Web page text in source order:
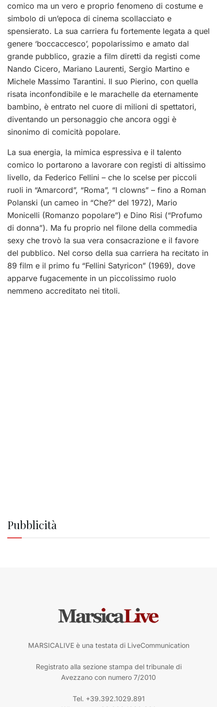
comico ma un vero e proprio fenomeno di costume e
simbolo di un’epoca di cinema scollacciato e
spensierato. La sua carriera fu fortemente legata a quel
genere ‘boccaccesco’, popolarissimo e amato dal
grande pubblico, grazie a film diretti da registi come
Nando Cicero, Mariano Laurenti, Sergio Martino e
Michele Massimo Tarantini. Il suo Pierino, con quella
risata inconfondibile e le marachelle da eternamente
bambino, è entrato nel cuore di milioni di spettatori,
diventando un personaggio che ancora oggi è
sinonimo di comicità popolare.
La sua energia, la mimica espressiva e il talento
comico lo portarono a lavorare con registi di altissimo
livello, da Federico Fellini – che lo scelse per piccoli
ruoli in “Amarcord”, “Roma”, “I clowns” – fino a Roman
Polanski (un cameo in “Che?” del 1972), Mario
Monicelli (Romanzo popolare”) e Dino Risi (“Profumo
di donna”). Ma fu proprio nel filone della commedia
sexy che trovò la sua vera consacrazione e il favore
del pubblico. Nel corso della sua carriera ha recitato in
89 film e il primo fu “Fellini Satyricon” (1969), dove
apparve fugacemente in un piccolissimo ruolo
nemmeno accreditato nei titoli.
Pubblicità
MARSICALIVE è una testata di LiveCommunication
Registrato alla sezione stampa del tribunale di
Avezzano con numero 7/2010
Tel. +39.392.1029.891